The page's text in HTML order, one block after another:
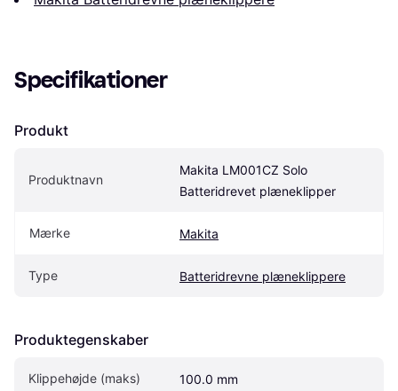
Specifikationer
Produkt
Produktnavn
Makita LM001CZ Solo
Batteridrevet plæneklipper
Mærke Makita
Type Batteridrevne plæneklippere
Produktegenskaber
Klippehøjde (maks) 100.0 mm